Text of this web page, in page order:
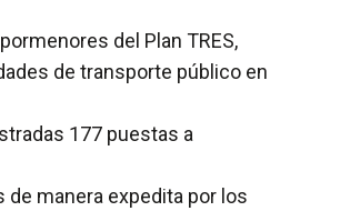
del Plan TRES,
de transporte público en
177 puestas a
manera expedita por los